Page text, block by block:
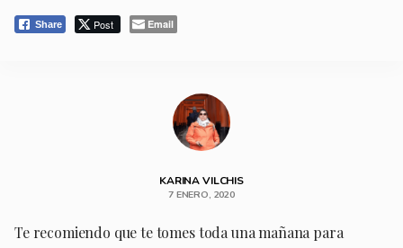
Share Post Email
KARINA VILCHIS
7 ENERO, 2020
Te recomiendo que te tomes toda una mañana para